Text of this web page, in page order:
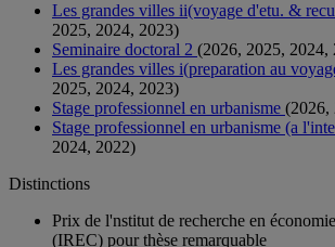
Les grandes villes ii(voyage d'etu. &
2025, 2024, 2023)
Seminaire doctoral 2 (2026, 2025, 2024,
Les grandes villes i(preparation au
2025, 2024, 2023)
Stage professionnel en urbanisme (2026,
Stage professionnel en urbanisme (a
2024, 2022)
Distinctions
Prix de l'nstitut de recherche en
(IREC) pour thèse remarquable